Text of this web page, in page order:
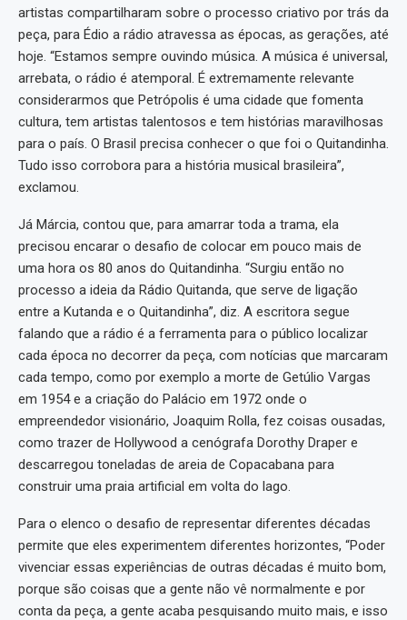
artistas compartilharam sobre o processo criativo por trás da
peça, para Édio a rádio atravessa as épocas, as gerações, até
hoje. “Estamos sempre ouvindo música. A música é universal,
arrebata, o rádio é atemporal. É extremamente relevante
considerarmos que Petrópolis é uma cidade que fomenta
cultura, tem artistas talentosos e tem histórias maravilhosas
para o país. O Brasil precisa conhecer o que foi o Quitandinha.
Tudo isso corrobora para a história musical brasileira”,
exclamou.
Já Márcia, contou que, para amarrar toda a trama, ela
precisou encarar o desafio de colocar em pouco mais de
uma hora os 80 anos do Quitandinha. “Surgiu então no
processo a ideia da Rádio Quitanda, que serve de ligação
entre a Kutanda e o Quitandinha”, diz. A escritora segue
falando que a rádio é a ferramenta para o público localizar
cada época no decorrer da peça, com notícias que marcaram
cada tempo, como por exemplo a morte de Getúlio Vargas
em 1954 e a criação do Palácio em 1972 onde o
empreendedor visionário, Joaquim Rolla, fez coisas ousadas,
como trazer de Hollywood a cenógrafa Dorothy Draper e
descarregou toneladas de areia de Copacabana para
construir uma praia artificial em volta do lago.
Para o elenco o desafio de representar diferentes décadas
permite que eles experimentem diferentes horizontes, “Poder
vivenciar essas experiências de outras décadas é muito bom,
porque são coisas que a gente não vê normalmente e por
conta da peça, a gente acaba pesquisando muito mais, e isso